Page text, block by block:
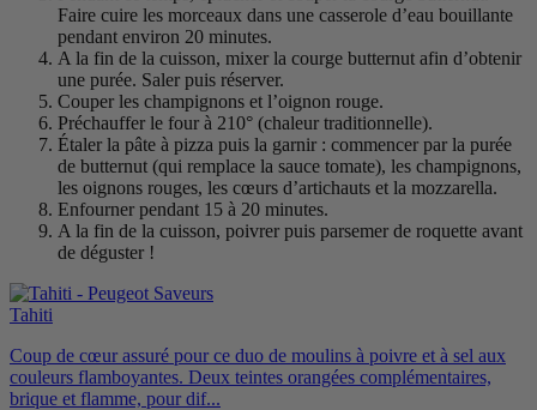
Faire cuire les morceaux dans une casserole d’eau bouillante
pendant environ 20 minutes.
A la fin de la cuisson, mixer la courge butternut afin d’obtenir
une purée. Saler puis réserver.
Couper les champignons et l’oignon rouge.
Préchauffer le four à 210° (chaleur traditionnelle).
Étaler la pâte à pizza puis la garnir : commencer par la purée
de butternut (qui remplace la sauce tomate), les champignons,
les oignons rouges, les cœurs d’artichauts et la mozzarella.
Enfourner pendant 15 à 20 minutes.
A la fin de la cuisson, poivrer puis parsemer de roquette avant
de déguster !
Tahiti
Coup de cœur assuré pour ce duo de moulins à poivre et à sel aux
couleurs flamboyantes. Deux teintes orangées complémentaires,
brique et flamme, pour dif...